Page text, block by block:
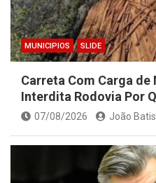
MUNICIPIOS SLIDE
Carreta Com Carga de
Interdita Rodovia Por
07/08/2026 João